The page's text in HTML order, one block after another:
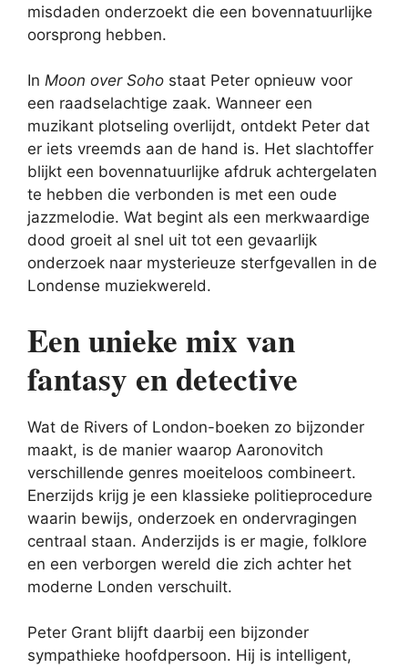
misdaden onderzoekt die een bovennatuurlijke
oorsprong hebben.
In Moon over Soho staat Peter opnieuw voor
een raadselachtige zaak. Wanneer een
muzikant plotseling overlijdt, ontdekt Peter dat
er iets vreemds aan de hand is. Het slachtoffer
blijkt een bovennatuurlijke afdruk achtergelaten
te hebben die verbonden is met een oude
jazzmelodie. Wat begint als een merkwaardige
dood groeit al snel uit tot een gevaarlijk
onderzoek naar mysterieuze sterfgevallen in de
Londense muziekwereld.
Een unieke mix van
fantasy en detective
Wat de Rivers of London-boeken zo bijzonder
maakt, is de manier waarop Aaronovitch
verschillende genres moeiteloos combineert.
Enerzijds krijg je een klassieke politieprocedure
waarin bewijs, onderzoek en ondervragingen
centraal staan. Anderzijds is er magie, folklore
en een verborgen wereld die zich achter het
moderne Londen verschuilt.
Peter Grant blijft daarbij een bijzonder
sympathieke hoofdpersoon. Hij is intelligent,